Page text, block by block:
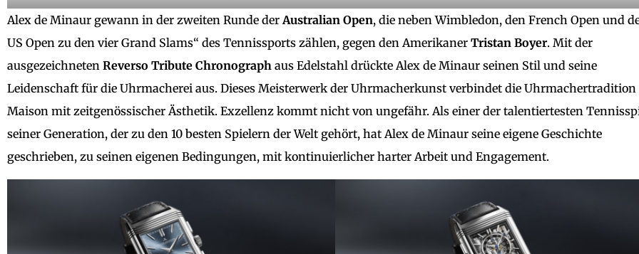
Alex de Minaur gewann in der zweiten Runde der Australian Open, die neben Wimbledon, den French Open und
US Open zu den vier Grand Slams“ des Tennissports zählen, gegen den Amerikaner Tristan Boyer. Mit der
ausgezeichneten Reverso Tribute Chronograph aus Edelstahl drückte Alex de Minaur seinen Stil und seine
Leidenschaft für die Uhrmacherei aus. Dieses Meisterwerk der Uhrmacherkunst verbindet die Uhrmachertradition
Maison mit zeitgenössischer Ästhetik. Exzellenz kommt nicht von ungefähr. Als einer der talentiertesten
seiner Generation, der zu den 10 besten Spielern der Welt gehört, hat Alex de Minaur seine eigene Geschichte
geschrieben, zu seinen eigenen Bedingungen, mit kontinuierlicher harter Arbeit und Engagement.